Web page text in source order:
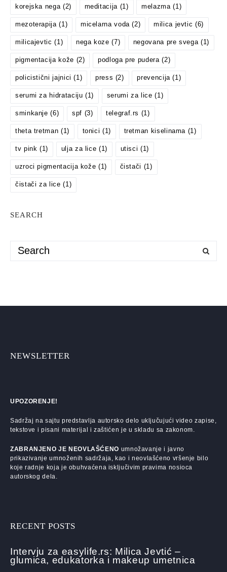
korejska nega (2) meditacija (1) melazma (1)
mezoterapija (1) micelarna voda (2) milica jevtic (6)
milicajevtic (1) nega koze (7) negovana pre svega (1)
pigmentacija kože (2) podloga pre pudera (2)
policistični jajnici (1) press (2) prevencija (1)
serumi za hidrataciju (1) serumi za lice (1)
sminkanje (6) spf (3) telegraf.rs (1)
theta tretman (1) tonici (1) tretman kiselinama (1)
tv pink (1) ulja za lice (1) utisci (1)
uzroci pigmentacija kože (1) čistači (1)
čistači za lice (1)
SEARCH
NEWSLETTER
UPOZORENJE!
Sadržaj na sajtu predstavlja autorsko delo uključujući video zapise,
tekstove i pisani materijal i zaštićen je u skladu sa zakonom.
ZABRANJENO JE NEOVLAŠĆENO umnožavanje i javno
prikazivanje umnoženih sadržaja, kao i neovlašćeno vršenje bilo
koje radnje koja je obuhvaćena isključivim pravima nosioca
autorskog dela.
RECENT POSTS
Intervju za easylife.rs: Milica Jevtić –
glumica, edukatorka i makeup umetnica